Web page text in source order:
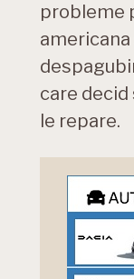
probleme
care decid
le repare.